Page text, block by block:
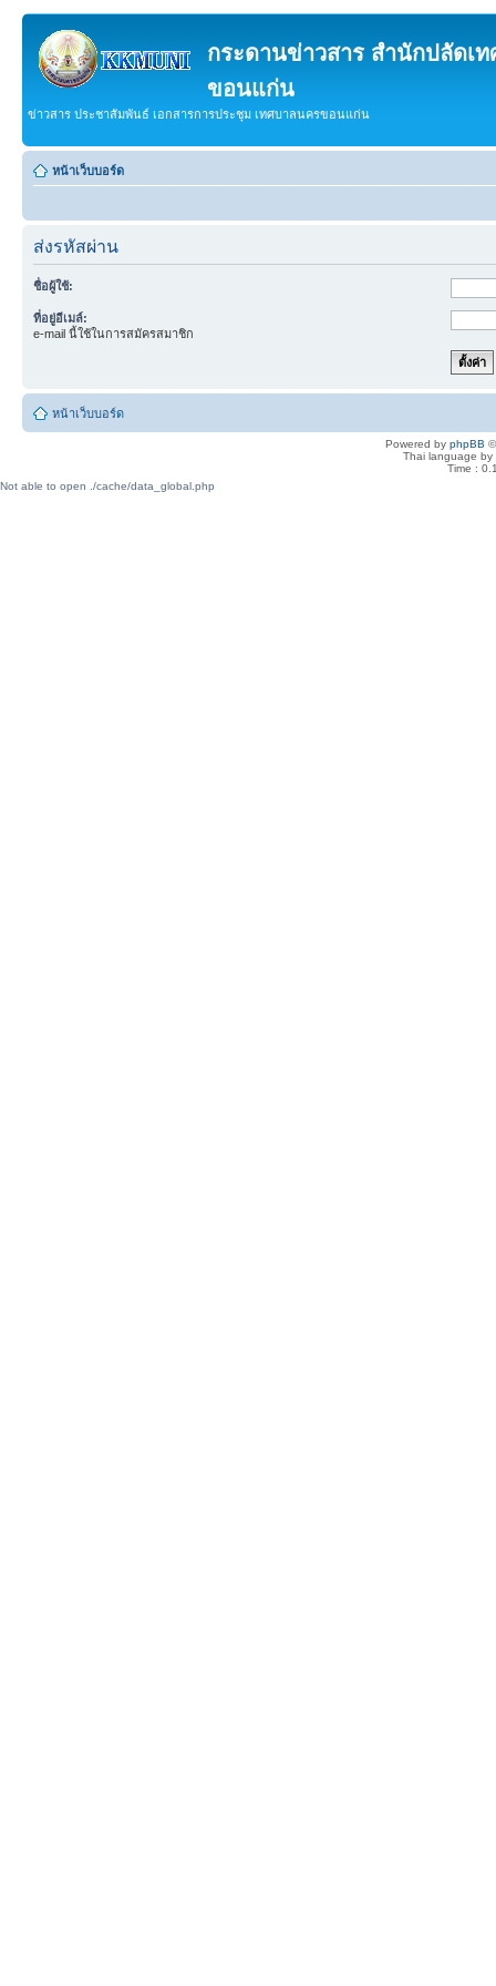
กระดานข่าวสาร สำนักปลัดเ
ขอนแก่น
ข่าวสาร ประชาสัมพันธ์ เอกสารการประชุม เทศบาลนครขอนแก่น
หน้าเว็บบอร์ด
ส่งรหัสผ่าน
ชื่อผู้ใช้:
ที่อยู่อีเมล์:
e-mail นี้ใช้ในการสมัครสมาชิก
หน้าเว็บบอร์ด
Powered by phpBB
Thai language by
Time :
Not able to open ./cache/data_global.php